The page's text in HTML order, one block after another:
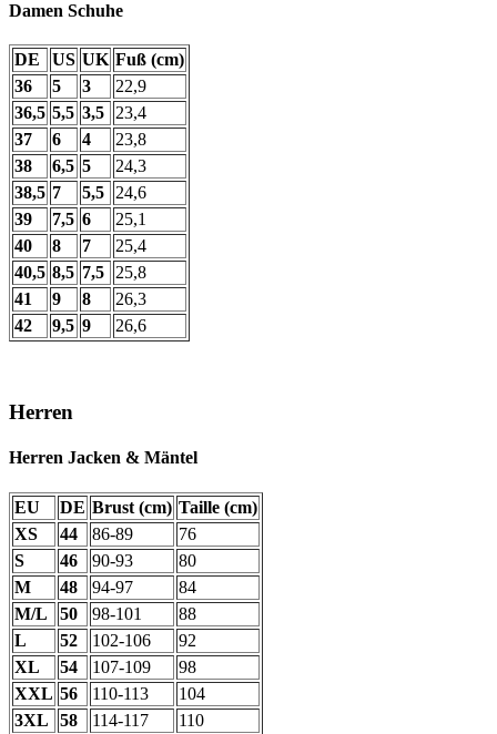
Damen Schuhe
DE US UK Fuß (cm)
36
5 3
22,9
36,5 5,5 3,5
23,4
37
6 4
23,8
38
6,5 5
24,3
38,5 7 5,5
24,6
39
7,5 6
25,1
40
8 7
25,4
40,5 8,5 7,5
25,8
41
9 8
26,3
42
9,5 9 26,6
Herren
Herren Jacken & Mäntel
EU DE Brust (cm) Taille (cm)
XS
44 86-89
76
S
46 90-93
80
M
48 94-97
84
M/L
50 98-101
88
L
52 102-106
92
XL
54 107-109
98
XXL 56 110-113
104
3XL
58 114-117 110